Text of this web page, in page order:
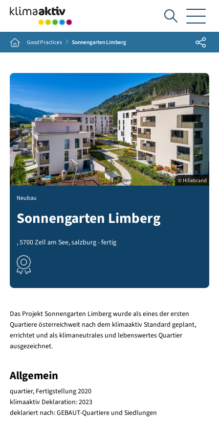
Ich
suche...
Home Good Practices Sonnengarten Limberg Share
© Hillebrand
Neubau
Sonnengarten Limberg
, 5700 Zell am See, salzburg - fertig
Das Projekt Sonnengarten Limberg wurde als eines der ersten
Quartiere österreichweit nach dem klimaaktiv Standard geplant,
errichtet und als klimaneutrales und lebenswertes Quartier
ausgezeichnet.
Allgemein
quartier, Fertigstellung 2020
klimaaktiv Deklaration: 2023
deklariert nach: GEBAUT-Quartiere und Siedlungen